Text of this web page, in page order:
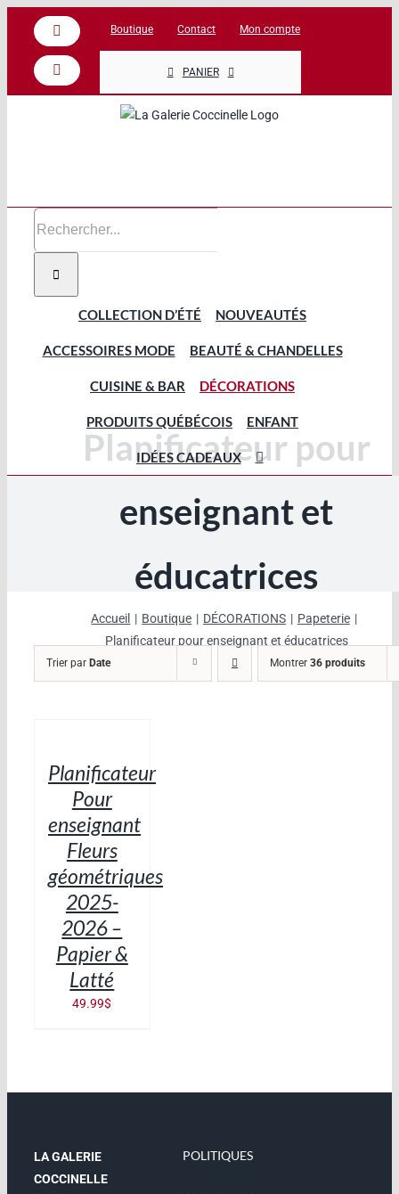
Passer
contenu
Facebook
Instagram
Boutique Contact Mon compte
PANIER
COLLECTION D’ÉTÉ NOUVEAUTÉS
ACCESSOIRES MODE BEAUTÉ & CHANDELLES
CUISINE & BAR DÉCORATIONS
PRODUITS QUÉBÉCOIS ENFANT
IDÉES CADEAUX
Planificateur pour
enseignant et
éducatrices
Accueil Boutique DÉCORATIONS
Papeterie
Planificateur pour enseignant et éducatrices
Trier par Date Montrer 36 produits
DÉTAILS
Planificateur
Pour
enseignant
Fleurs
géométriques
2025-
2026 –
Papier &
Latté
49.99$
LA GALERIE
COCCINELLE
POLITIQUES